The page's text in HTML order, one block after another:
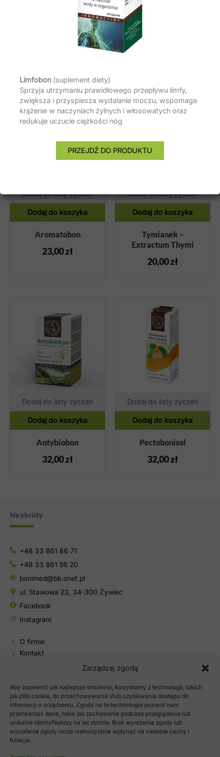
Zarządzaj zgodą
Aby zapewnić jak najlepsze wrażenia, korzystamy z technologii, takich
jak pliki cookie, do przechowywania i/lub uzyskiwania dostępu do
informacji o urządzeniu. Zgoda na te technologie pozwoli nam
przetwarzać dane, takie jak zachowanie podczas przeglądania lub
unikalne identyfikatory na tej stronie. Brak wyrażenia zgody lub
wycofanie zgody może niekorzystnie wpłynąć na niektóre cechy i
funkcje.
Limfobon (suplement diety)
Sprzyja utrzymaniu prawidłowego przepływu limfy,
zwiększa i przyspiesza wydalanie moczu, wspomaga
krążenie w naczyniach żylnych i włosowatych oraz
redukuje uczucie ciężkości nóg
PRZEJDŹ DO PRODUKTU
poprzez stymulację aktywności fagocytozy oraz produkcji
cytokin i specyficznych przeciwciał.
Dodaj do listy życzeń
Dodaj do koszyka
Aromatobon
23,00zł
Dodaj do listy życzeń
Dodaj do koszyka
Tymianek –
Extractum Thymi
20,00zł
Dodaj do listy życzeń
Dodaj do koszyka
Antybiobon
32,00zł
Dodaj do listy życzeń
Dodaj do koszyka
Pectobonisol
32,00zł
Na skróty
+48 33 861 86 71
+48 33 861 56 20
bonimed@bb.onet.pl
ul. Stawowa 23, 34-300 Żywiec
Facebook
Instagram
O firmie
Kontakt
Moje konto
Polityka prywatności
Regulamin sklepu